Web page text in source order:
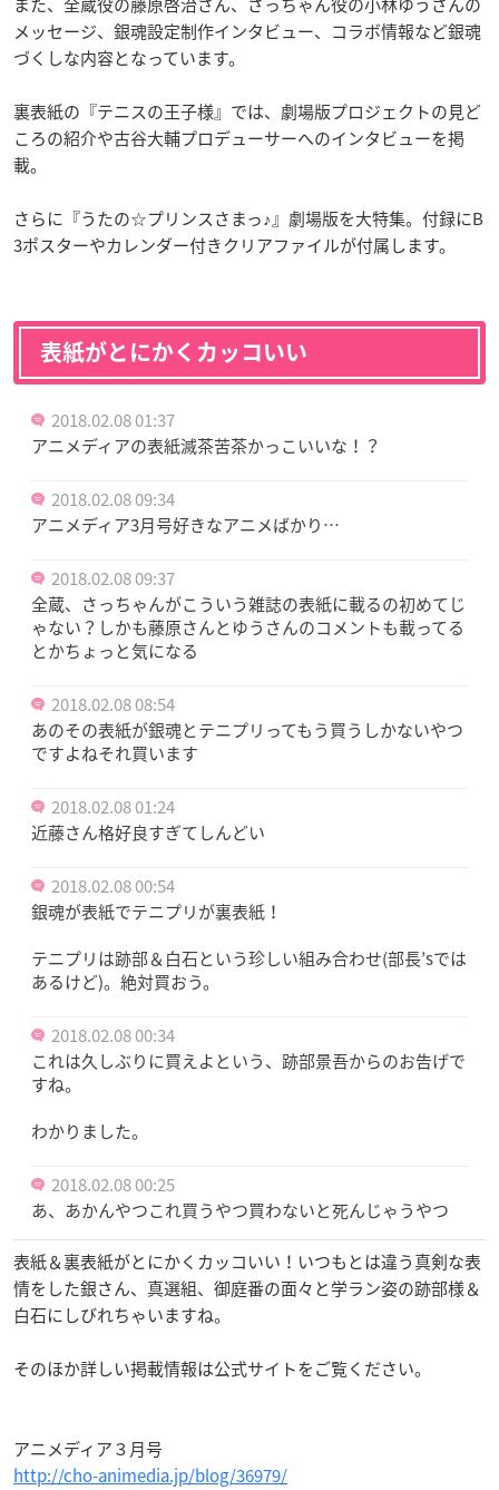
メッセージ、銀魂設定制作インタビュー、コラボ情報など銀魂
づくしな内容となっています。
裏表紙の『テニスの王子様』では、劇場版プロジェクトの見ど
ころの紹介や古谷大輔プロデューサーへのインタビューを掲
載。
さらに『うたの☆プリンスさまっ♪』劇場版を大特集。付録にB
3ポスターやカレンダー付きクリアファイルが付属します。
表紙がとにかくカッコいい
2018.02.08 01:37
アニメディアの表紙滅茶苦茶かっこいいな！？
2018.02.08 09:34
アニメディア3月号好きなアニメばかり…
2018.02.08 09:37
全蔵、さっちゃんがこういう雑誌の表紙に載るの初めてじ
ゃない？しかも藤原さんとゆうさんのコメントも載ってる
とかちょっと気になる
2018.02.08 08:54
あのその表紙が銀魂とテニプリってもう買うしかないやつ
ですよねそれ買います
2018.02.08 01:24
近藤さん格好良すぎてしんどい
2018.02.08 00:54
銀魂が表紙でテニプリが裏表紙！
テニプリは跡部＆白石という珍しい組み合わせ(部長’sでは
あるけど)。絶対買おう。
2018.02.08 00:34
これは久しぶりに買えよという、跡部景吾からのお告げで
すね。
わかりました。
2018.02.08 00:25
あ、あかんやつこれ買うやつ買わないと死んじゃうやつ
表紙＆裏表紙がとにかくカッコいい！いつもとは違う真剣な表
情をした銀さん、真選組、御庭番の面々と学ラン姿の跡部様＆
白石にしびれちゃいますね。
そのほか詳しい掲載情報は公式サイトをご覧ください。
アニメディア３月号
http://cho-animedia.jp/blog/36979/